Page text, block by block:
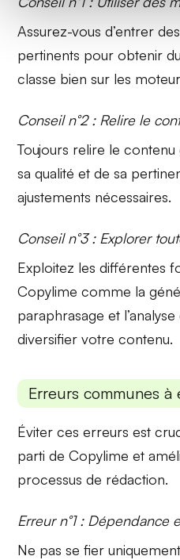
Assurez-vous d’entrer des
pertinents pour obtenir
classe bien sur les
Conseil n°2 : Relire le
Toujours relire le contenu
sa qualité et de sa
ajustements nécessaires.
Conseil n°3 : Explorer
Exploitez les différentes
Copylime comme la
paraphrasage et
diversifier votre contenu.
Erreurs communes à
Éviter ces erreurs est
parti de Copylime et
processus de rédaction.
Erreur n°1 : Dépendance
Ne pas se fier